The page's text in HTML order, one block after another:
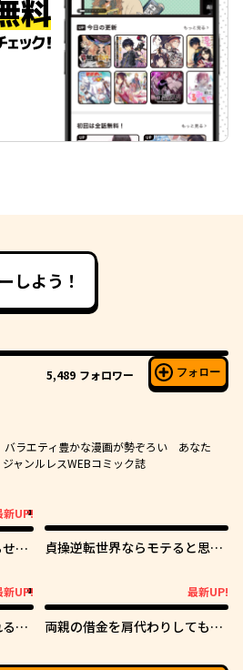
しよう！
5,489 フォロワー フォロー
ラエティ豊かな漫画が勢ぞろい あなた
ャンルレスWEBコミック誌
新UP!
て
貞操逆転世界ならモテると思っ
新UP!
と
最新UP!
両親の借金を肩代わりしてもら
と一緒に暮らすことでした。